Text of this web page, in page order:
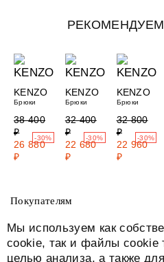
Мы используем как
cookie, так и файлы cookie
целью анализа, а также
KENZO
Брюки
38 400
₽
26 880
₽
-30%
KENZO
Брюки
32 400
₽
22 680
₽
-30%
KENZO
Брюки
32 800
₽
22 960
₽
-30%
Покупателям
О нас